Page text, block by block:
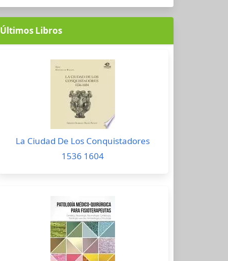
Últimos Libros
La Ciudad De Los Conquistadores
1536 1604